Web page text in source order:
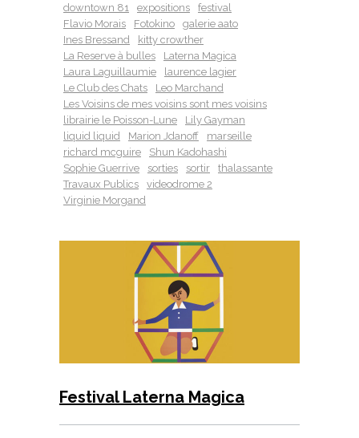
downtown 81
expositions
festival
Flavio Morais
Fotokino
galerie aato
Ines Bressand
kitty crowther
La Reserve à bulles
Laterna Magica
Laura Laguillaumie
laurence lagier
Le Club des Chats
Leo Marchand
Les Voisins de mes voisins sont mes voisins
librairie le Poisson-Lune
Lily Gayman
liquid liquid
Marion Jdanoff
marseille
richard mcguire
Shun Kadohashi
Sophie Guerrive
sorties sortir
thalassante
Travaux Publics
videodrome 2
Virginie Morgand
Festival Laterna Magica